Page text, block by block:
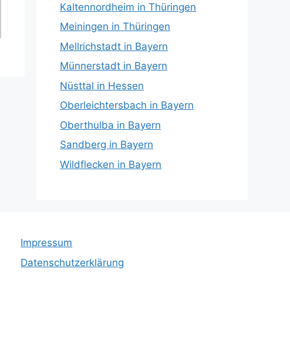
Kaltennordheim in Thüringen
Meiningen in Thüringen
Mellrichstadt in Bayern
Münnerstadt in Bayern
Nüsttal in Hessen
Oberleichtersbach in Bayern
Oberthulba in Bayern
Sandberg in Bayern
Wildflecken in Bayern
Impressum
Datenschutzerklärung